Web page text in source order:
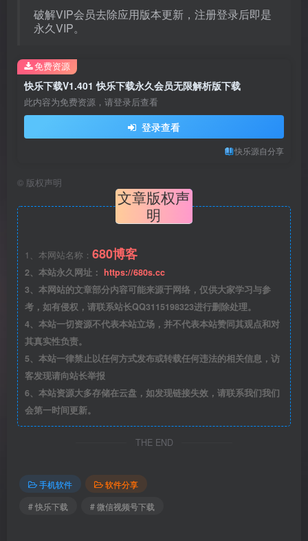
破解VIP会员去除应用版本更新，注册登录后即是
永久VIP。
快乐下载V1.401 快乐下载永久会员无限解析版下载
此内容为免费资源，请登录后查看
登录查看
快乐源自分享
免费资源
© 版权声明
文章版权声
明
1、本网站名称： 680博客
2、本站永久网址： https://680s.cc
3、本网站的文章部分内容可能来源于网络，仅供大家学习与参
考，如有侵权，请联系站长QQ3115198323进行删除处理。
4、本站一切资源不代表本站立场，并不代表本站赞同其观点和对
其真实性负责。
5、本站一律禁止以任何方式发布或转载任何违法的相关信息，访
客发现请向站长举报
6、本站资源大多存储在云盘，如发现链接失效，请联系我们我们
会第一时间更新。
THE END
手机软件
软件分享
# 快乐下载
# 微信视频号下载